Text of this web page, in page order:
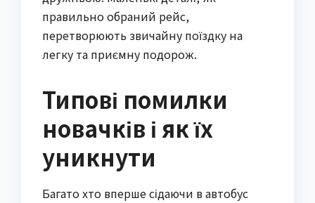
правильно обраний рейс,
перетворюють звичайну поїздку на
легку та приємну подорож.
Типові помилки
новачків і як їх
уникнути
Багато хто вперше сідаючи в автобус